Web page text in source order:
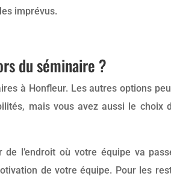
imprévus.
du séminaire ?
à Honfleur. Les autres options
mais vous avez aussi le choix
l’endroit où votre équipe va
de votre équipe. Pour les